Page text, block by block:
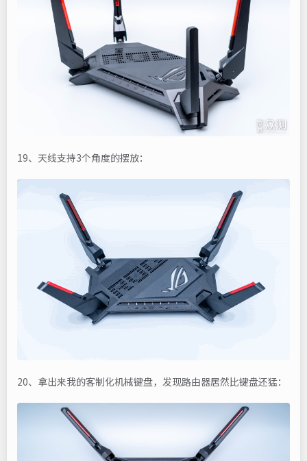
19、天线支持3个角度的摆放：
20、拿出来我的客制化机械键盘，发现路由器居然比键盘还猛：